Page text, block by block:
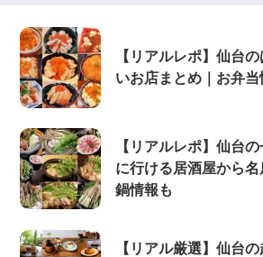
【リアルレポ】仙台
いお店まとめ｜お弁当
【リアルレポ】仙台
に行ける居酒屋から
鍋情報も
【リアル厳選】仙台